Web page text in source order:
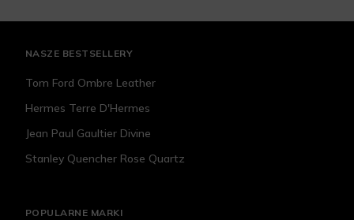
NASZE BESTSELLERY
Tom Ford Ombre Leather
Hermes Terre D'Hermes
Jean Paul Gaultier Divine
Stanley Quencher Rose Quartz
POPULARNE MARKI